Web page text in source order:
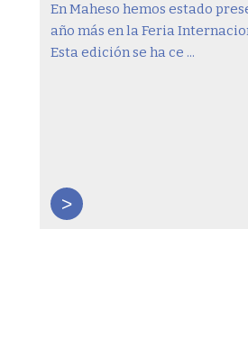
En Maheso hemos estado
año más en la Feria
Esta edición se ha ce ...
>